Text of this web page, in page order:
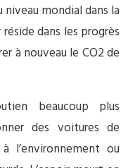
mondial dans la
dans les progrès
à nouveau le CO2 de
beaucoup plus
des voitures de
l’environnement ou